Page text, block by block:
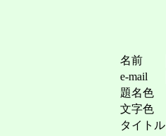
名前
e-mail
題名色
文字色
タイトル